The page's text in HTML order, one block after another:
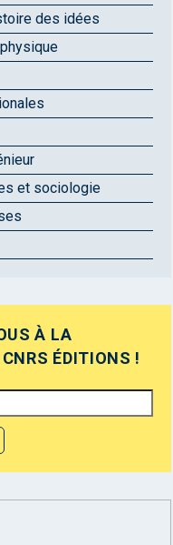
des idées
et sociologie
À LA
ÉDITIONS !